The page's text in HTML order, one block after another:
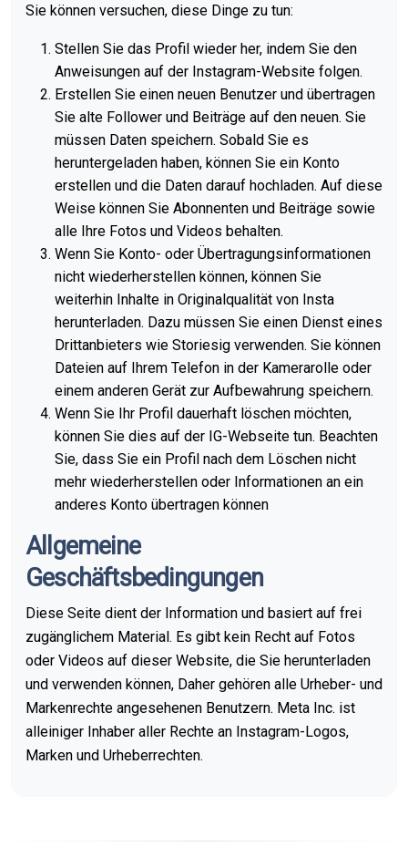
Sie können versuchen, diese Dinge zu tun:
Stellen Sie das Profil wieder her, indem Sie den
Anweisungen auf der Instagram-Website folgen.
Erstellen Sie einen neuen Benutzer und übertragen
Sie alte Follower und Beiträge auf den neuen. Sie
müssen Daten speichern. Sobald Sie es
heruntergeladen haben, können Sie ein Konto
erstellen und die Daten darauf hochladen. Auf diese
Weise können Sie Abonnenten und Beiträge sowie
alle Ihre Fotos und Videos behalten.
Wenn Sie Konto- oder Übertragungsinformationen
nicht wiederherstellen können, können Sie
weiterhin Inhalte in Originalqualität von Insta
herunterladen. Dazu müssen Sie einen Dienst eines
Drittanbieters wie Storiesig verwenden. Sie können
Dateien auf Ihrem Telefon in der Kamerarolle oder
einem anderen Gerät zur Aufbewahrung speichern.
Wenn Sie Ihr Profil dauerhaft löschen möchten,
können Sie dies auf der IG-Webseite tun. Beachten
Sie, dass Sie ein Profil nach dem Löschen nicht
mehr wiederherstellen oder Informationen an ein
anderes Konto übertragen können
Allgemeine
Geschäftsbedingungen
Diese Seite dient der Information und basiert auf frei
zugänglichem Material. Es gibt kein Recht auf Fotos
oder Videos auf dieser Website, die Sie herunterladen
und verwenden können, Daher gehören alle Urheber- und
Markenrechte angesehenen Benutzern. Meta Inc. ist
alleiniger Inhaber aller Rechte an Instagram-Logos,
Marken und Urheberrechten.